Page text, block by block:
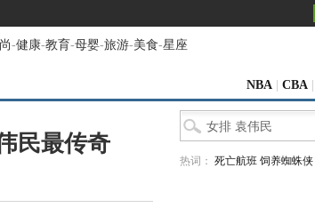
-健康-教育-母婴-旅游-美食-星座
NBA CBA
民最传奇
热词： 死亡航班 饲养蜘蛛侠